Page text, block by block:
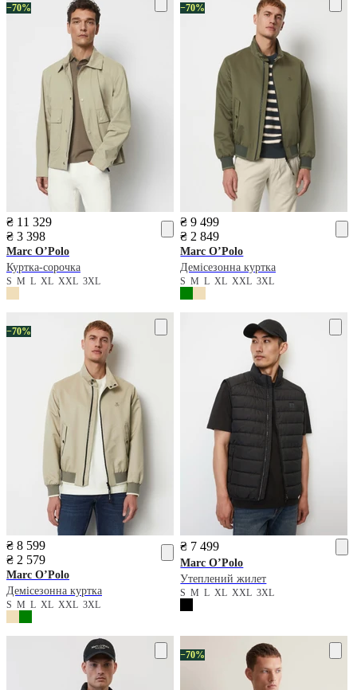
−70%
₴ 11 329
₴ 3 398
Marc O’Polo
Куртка-сорочка
S M L XL XXL 3XL
−70%
₴ 9 499
₴ 2 849
Marc O’Polo
Демісезонна куртка
SMLXLXXL3XL
−70%
₴ 8 599
₴ 2 579
Marc O’Polo
Демісезонна куртка
S M L XL XXL 3XL
₴ 7 499
Marc O’Polo
Утеплений жилет
SMLXLXXL3XL
−70%